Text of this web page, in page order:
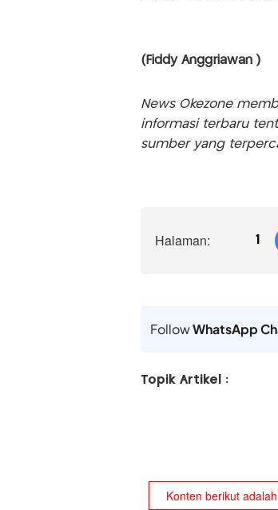
(Fiddy Anggriawan )
News Okezone
informasi terbaru
sumber yang
Halaman: 1
FollowWhatsApp
Topik Artikel :